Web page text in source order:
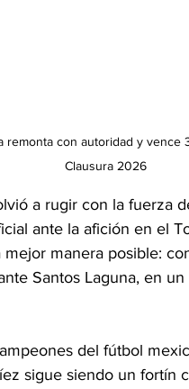
remonta con autoridad y vence
Clausura 2026
a rugir con la fuerza
ante la afición en el
manera posible:
Santos Laguna, en
del fútbol
sigue siendo un fortín